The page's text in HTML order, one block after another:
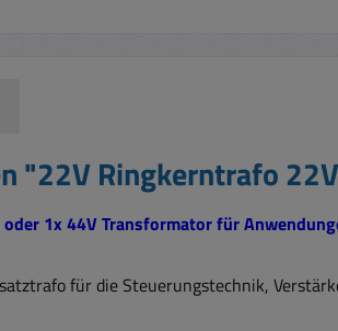
"22V Ringkerntrafo
1x 44V Transformator für
für die Steuerungstechnik,